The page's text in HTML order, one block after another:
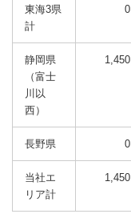
東海3県
計
0
静岡県
（富士
川以
西）
1,450
長野県 0
当社エ
リア計
1,450